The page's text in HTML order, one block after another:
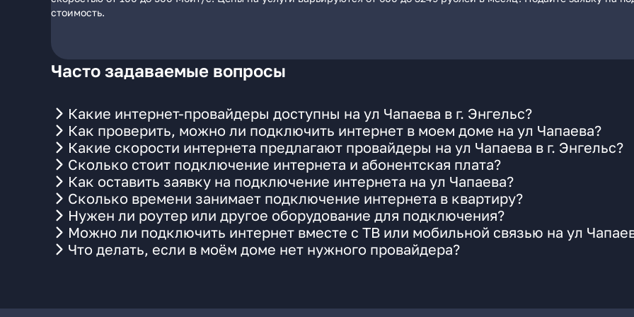
стоимость.
Часто задаваемые вопросы
Какие интернет-провайдеры доступны на ул Чапаева в г. Энгельс?
Как проверить, можно ли подключить интернет в моем доме на ул Чапаева?
Какие скорости интернета предлагают провайдеры на ул Чапаева в г. Энгельс?
Сколько стоит подключение интернета и абонентская плата?
Как оставить заявку на подключение интернета на ул Чапаева?
Сколько времени занимает подключение интернета в квартиру?
Нужен ли роутер или другое оборудование для подключения?
Можно ли подключить интернет вместе с ТВ или мобильной связью на ул
Что делать, если в моём доме нет нужного провайдера?